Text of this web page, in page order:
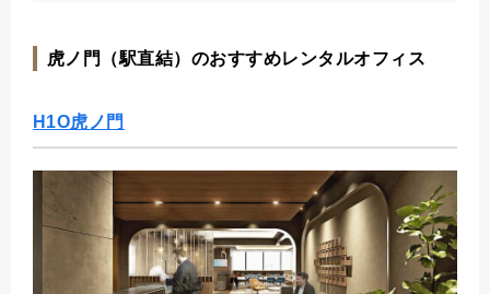
虎ノ門（駅直結）のおすすめレンタルオフィス
H1O虎ノ門